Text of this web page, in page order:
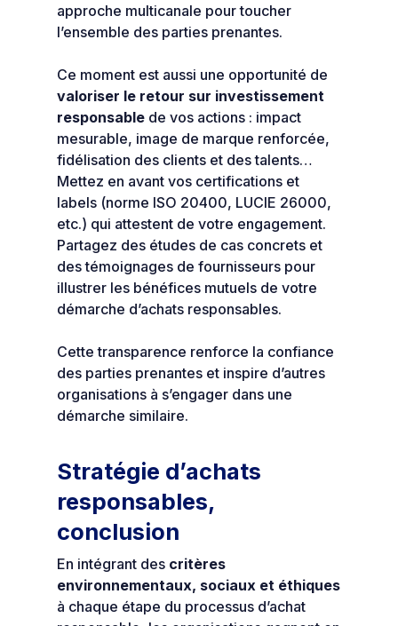
approche multicanale pour toucher
l’ensemble des parties prenantes.
Ce moment est aussi une opportunité de
valoriser le retour sur investissement
responsable de vos actions : impact
mesurable, image de marque renforcée,
fidélisation des clients et des talents…
Mettez en avant vos certifications et
labels (norme ISO 20400, LUCIE 26000,
etc.) qui attestent de votre engagement.
Partagez des études de cas concrets et
des témoignages de fournisseurs pour
illustrer les bénéfices mutuels de votre
démarche d’achats responsables.
Cette transparence renforce la confiance
des parties prenantes et inspire d’autres
organisations à s’engager dans une
démarche similaire.
Stratégie d’achats
responsables,
conclusion
En intégrant des critères
environnementaux, sociaux et éthiques
à chaque étape du processus d’achat